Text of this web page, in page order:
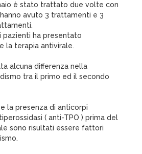
è stato trattato due volte con
avuto 3 trattamenti e 3
pazienti ha presentato
la terapia antivirale.
alcuna differenza nella
tra il primo ed il secondo
la presenza di anticorpi
( anti-TPO ) prima del
sono risultati essere fattori